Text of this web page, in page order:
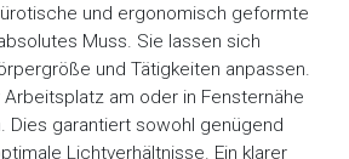
und ergonomisch geformte
Muss. Sie lassen sich
und Tätigkeiten anpassen.
am oder in Fensternähe
Dies garantiert sowohl genügend
Lichtverhältnisse. Ein klarer